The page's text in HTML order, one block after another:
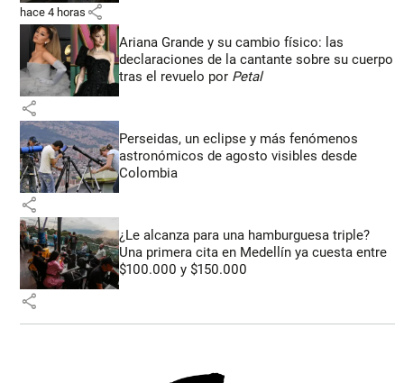
hace 4 horas share
Ariana Grande y su cambio físico: las
declaraciones de la cantante sobre su cuerpo
tras el revuelo por Petal
share
Perseidas, un eclipse y más fenómenos
astronómicos de agosto visibles desde
Colombia
share
¿Le alcanza para una hamburguesa triple?
Una primera cita en Medellín ya cuesta entre
$100.000 y $150.000
share